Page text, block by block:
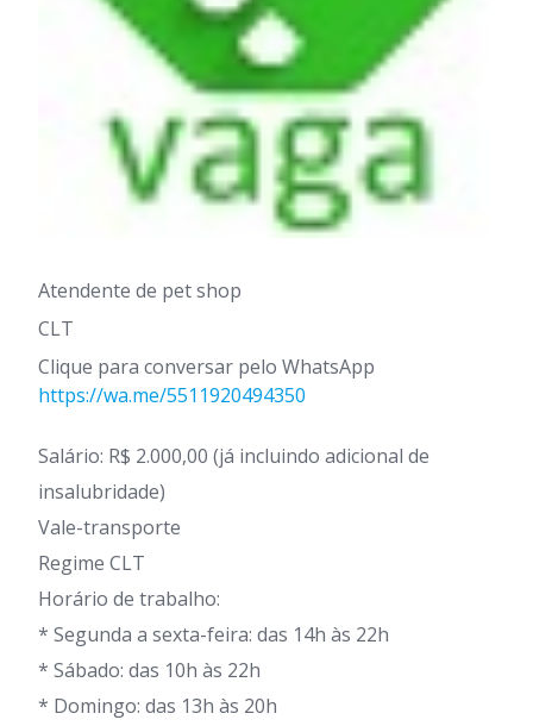
Atendente de pet shop
CLT
Clique para conversar pelo WhatsApp
https://wa.me/5511920494350
Salário: R$ 2.000,00 (já incluindo adicional de
insalubridade)
Vale-transporte
Regime CLT
Horário de trabalho:
* Segunda a sexta-feira: das 14h às 22h
* Sábado: das 10h às 22h
* Domingo: das 13h às 20h